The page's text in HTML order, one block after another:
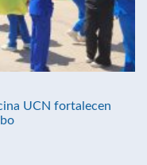
UCN fortalecen